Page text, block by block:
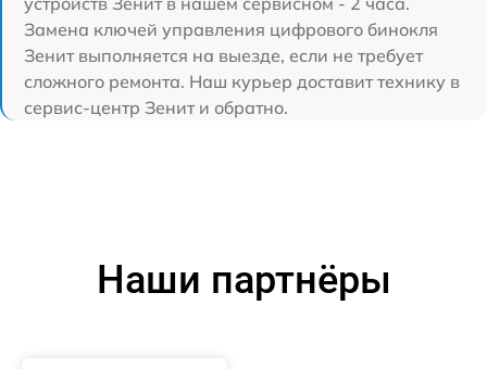
Замена ключей управления цифрового бинокля
Зенит выполняется на выезде, если не требует
сложного ремонта. Наш курьер доставит технику в
сервис-центр Зенит и обратно.
Наши партнёры